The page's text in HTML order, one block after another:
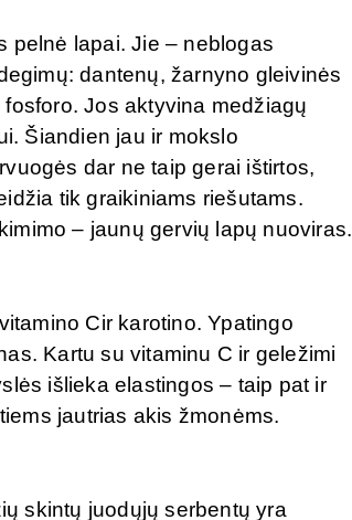
pelnė lapai. Jie – neblogas
dantenų, žarnyno gleivinės
Jos aktyvina medžiagų
Šiandien jau ir mokslo
dar ne taip gerai ištirtos,
tik graikiniams riešutams.
– jaunų gervių lapų nuoviras.
Cir karotino. Ypatingo
Kartu su vitaminu C ir geležimi
išlieka elastingos – taip pat ir
jautrias akis žmonėms.
skintų juodųjų serbentų yra